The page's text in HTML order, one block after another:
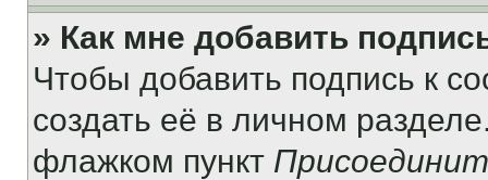
» Как мне добавить
Чтобы добавить подпись к
создать её в личном
флажком пункт